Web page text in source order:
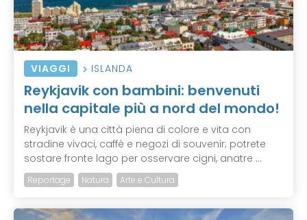
VIAGGI ISLANDA
Reykjavik con bambini: benvenuti
nella capitale più a nord del mondo!
Reykjavik è una città piena di colore e vita con
stradine vivaci, caffè e negozi di souvenir; potrete
sostare fronte lago per osservare cigni, anatre ...
Reportage Natura Arte e Cultura